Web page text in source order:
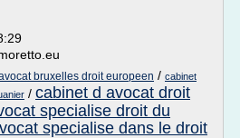
bruxelles droit europeen / cabinet
/ cabinet d avocat droit
specialise droit du
specialise dans le droit